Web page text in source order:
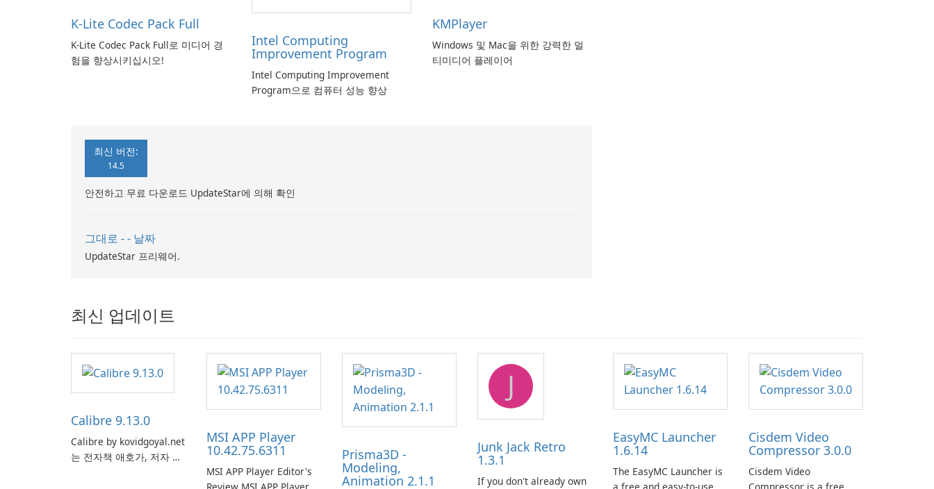
K-Lite Codec Pack Full
K-Lite Codec Pack Full로 미디어 경
험을 향상시키십시오!
Intel Computing
Improvement Program
Intel Computing Improvement
Program으로 컴퓨터 성능 향상
KMPlayer
Windows 및 Mac을 위한 강력한 멀
티미디어 플레이어
최신 버전:
14.5
안전하고 무료 다운로드 UpdateStar에 의해 확인
그대로 - - 날짜
UpdateStar 프리웨어.
최신 업데이트
Calibre 9.13.0
Calibre by kovidgoyal.net
는 전자책 애호가, 저자 및
MSI APP Player
10.42.75.6311
MSI APP Player Editor's
Prisma3D -
Modeling,
Animation 2.1.1
J
Junk Jack Retro
1.3.1
If you don't already own
EasyMC Launcher
1.6.14
The EasyMC Launcher is
Cisdem Video
Compressor 3.0.0
Cisdem Video